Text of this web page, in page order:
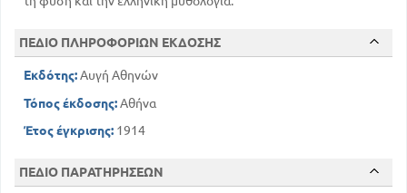
ΠΕΔΙΟ ΠΛΗΡΟΦΟΡΙΩΝ ΕΚΔΟΣΗΣ
Εκδότης:Αυγή Αθηνών
Τόπος έκδοσης:Αθήνα
Έτος έγκρισης: 1914
ΠΕΔΙΟ ΠΑΡΑΤΗΡΗΣΕΩΝ